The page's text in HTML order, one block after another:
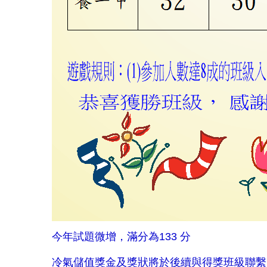
今年試題微增，滿分為133 分
冷氣儲值獎金及獎狀將於後續與得獎班級聯